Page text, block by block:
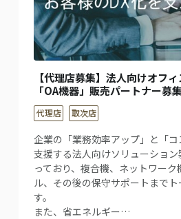
【代理店募集】法人向けオフ
「OA機器」販売パートナー募集
代理店 取次店
企業の「業務効率アップ」と「
支援する法人向けソリューショ
っており、複合機、ネットワー
ル、その後の保守サポートまで
す。
また、省エネルギー…